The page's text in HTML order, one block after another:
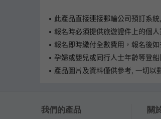
此產品直接連接郵輪公司預訂系統
報名時必須提供旅遊證件上的個人
報名即時繳付全數費用，報名後
孕婦或嬰兒或同行人士年齡等登
產品圖片及資料僅供參考, 一切以
我們的產品 關